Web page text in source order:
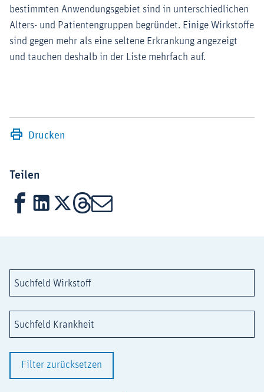
bestimmten Anwendungsgebiet sind in unterschiedlichen
Alters- und Patientengruppen begründet. Einige Wirkstoffe
sind gegen mehr als eine seltene Erkrankung angezeigt
und tauchen deshalb in der Liste mehrfach auf.
Drucken
Teilen
FacebookLinkedIn
X Threads
Mail
Suchfeld Wirkstoff
Suchfeld Krankheit
Filter zurücksetzen